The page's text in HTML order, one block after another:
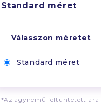
Standard méret
Válasszon méretet
Standard méret
*Az ágynemű feltüntetett ára